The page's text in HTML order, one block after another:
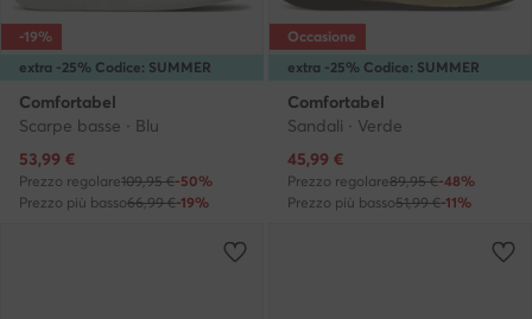
extra -25% Codice: SUMMER
-19%
Comfortabel
Scarpe basse · Blu
Prezzo attuale
53,99 €
Prezzo regolare109,95 €-50%
Prezzo più basso66,99 €-19%
extra -25% Codice: SUMMER
Occasione
Comfortabel
Sandali · Verde
Prezzo attuale
45,99 €
Prezzo regolare89,95 €-48%
Prezzo più basso51,99 €-11%